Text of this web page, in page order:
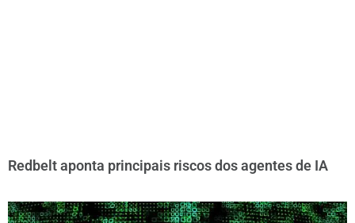
Redbelt aponta principais riscos dos agentes de IA